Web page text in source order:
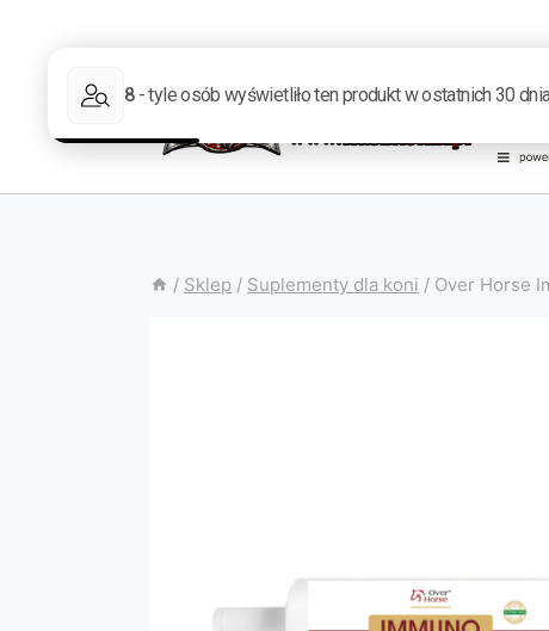
/ Sklep / Suplementy dla koni / Over Horse